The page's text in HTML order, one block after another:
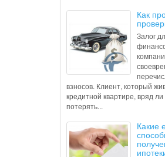
Как
Залог
взносов. Клиент, который
кредитной квартире, вряд
потерять...
Какие